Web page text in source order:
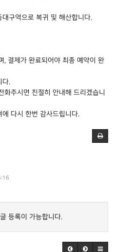
구역으로 복귀 및 해산합니다.
, 결제가 완료되어야 최종 예약이 완
다.
주시면 친절히 안내해 드리겠습니
다시 한번 감사드립니다.
등록이 가능합니다.